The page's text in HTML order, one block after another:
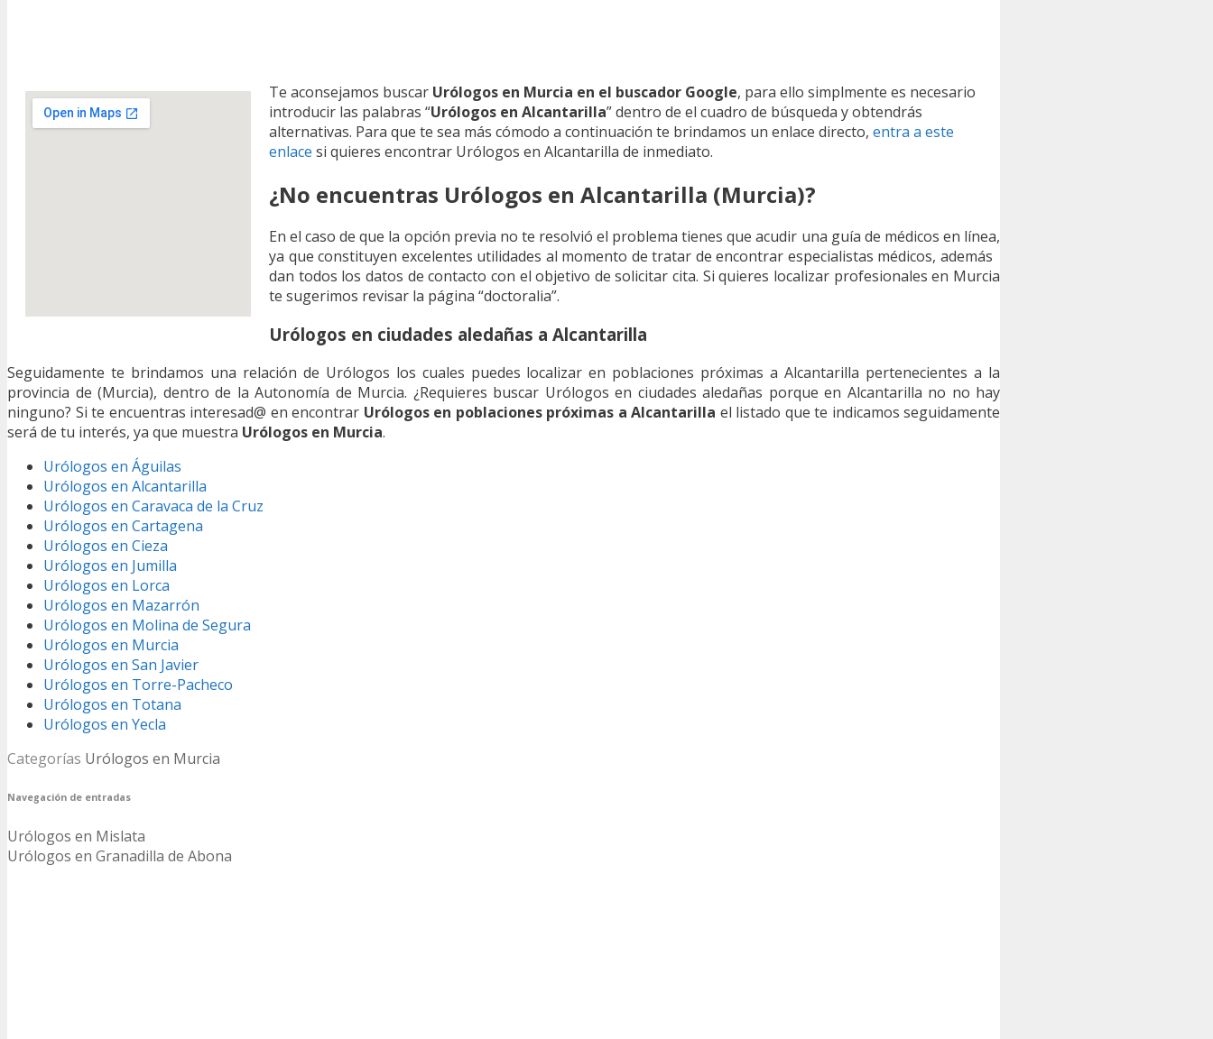
Te aconsejamos buscar Urólogos en Murcia en el buscador Google, para ello simplmente es necesario
introducir las palabras “Urólogos en Alcantarilla” dentro de el cuadro de búsqueda y obtendrás
alternativas. Para que te sea más cómodo a continuación te brindamos un enlace directo, entra a este
enlace si quieres encontrar Urólogos en Alcantarilla de inmediato.
¿No encuentras Urólogos en Alcantarilla (Murcia)?
En el caso de que la opción previa no te resolvió el problema tienes que acudir una guía de médicos en línea,
ya que constituyen excelentes utilidades al momento de tratar de encontrar especialistas médicos, además
dan todos los datos de contacto con el objetivo de solicitar cita. Si quieres localizar profesionales en Murcia
te sugerimos revisar la página “doctoralia”.
Urólogos en ciudades aledañas a Alcantarilla
Seguidamente te brindamos una relación de Urólogos los cuales puedes localizar en poblaciones próximas a Alcantarilla pertenecientes a la
provincia de (Murcia), dentro de la Autonomía de Murcia. ¿Requieres buscar Urólogos en ciudades aledañas porque en Alcantarilla no no hay
ninguno? Si te encuentras interesad@ en encontrar Urólogos en poblaciones próximas a Alcantarilla el listado que te indicamos seguidamente
será de tu interés, ya que muestra Urólogos en Murcia.
Urólogos en Águilas
Urólogos en Alcantarilla
Urólogos en Caravaca de la Cruz
Urólogos en Cartagena
Urólogos en Cieza
Urólogos en Jumilla
Urólogos en Lorca
Urólogos en Mazarrón
Urólogos en Molina de Segura
Urólogos en Murcia
Urólogos en San Javier
Urólogos en Torre-Pacheco
Urólogos en Totana
Urólogos en Yecla
Categorías Urólogos en Murcia
Navegación de entradas
Urólogos en Mislata
Urólogos en Granadilla de Abona